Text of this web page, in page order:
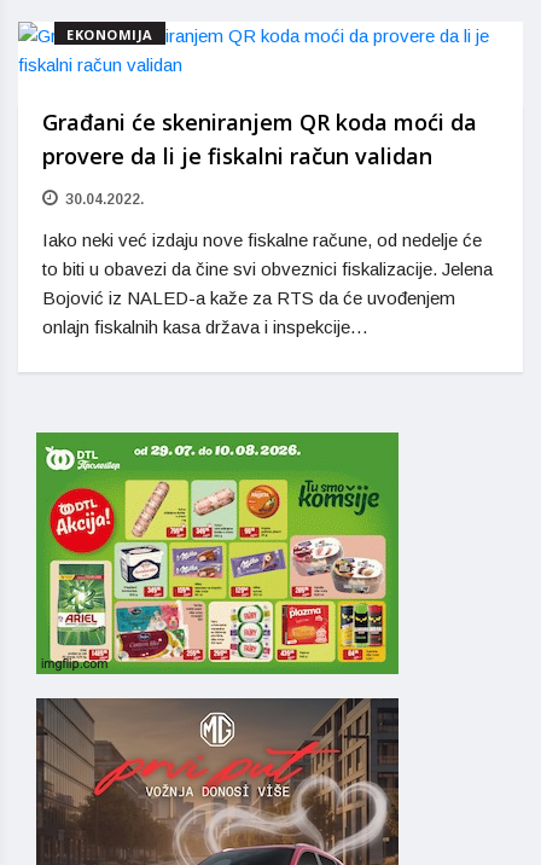
EKONOMIJA
Građani će skeniranjem QR koda moći da
provere da li je fiskalni račun validan
30.04.2022.
Iako neki već izdaju nove fiskalne račune, od nedelje će
to biti u obavezi da čine svi obveznici fiskalizacije. Jelena
Bojović iz NALED-a kaže za RTS da će uvođenjem
onlajn fiskalnih kasa država i inspekcije…